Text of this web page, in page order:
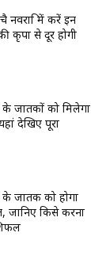
में करें इन
कृपा से दूर होगी
जातकों को मिलेगा
देखिए पूरा
जातक को होगा
जानिए किसे करना